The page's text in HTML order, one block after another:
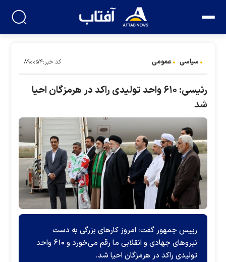
سیاسی عمومی کد خبر:۸۹۰۰۵۴
رئیسی: ۶۱۰ واحد تولیدی راکد در هرمزگان احیا
شد
رییس جمهور گفت: امروز کار‌های بزرگی به دست
نیرو‌های جهادی و انقلابی ما رقم می‌خورد و ۶۱۰ واحد
تولیدی راکد در هرمزگان احیا شد.